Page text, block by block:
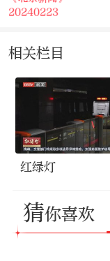
20240223
相关栏目
红绿灯
猜你喜欢